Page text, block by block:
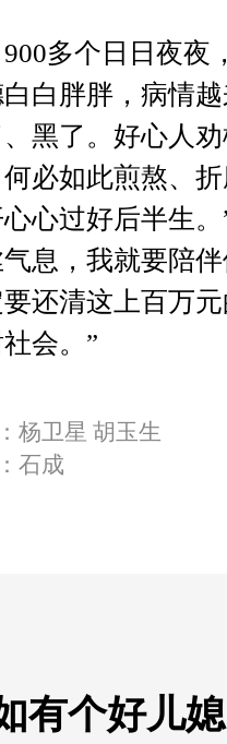
多个日日夜夜，
白胖胖，病情
黑了。好心人
必如此煎熬、
心过好后半生
息，我就要陪
还清这上百万
会。”
杨卫星 胡玉生
石成
有个好儿媳